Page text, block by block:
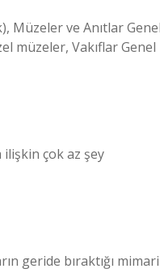
Müzeler ve Anıtlar
müzeler, Vakıflar Genel
ilişkin çok az şey
geride bıraktığı mimari